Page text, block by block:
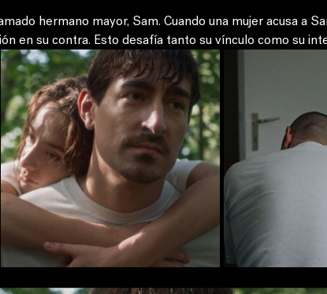
hermano mayor, Sam. Cuando una mujer acusa a
en su contra. Esto desafía tanto su vínculo como su